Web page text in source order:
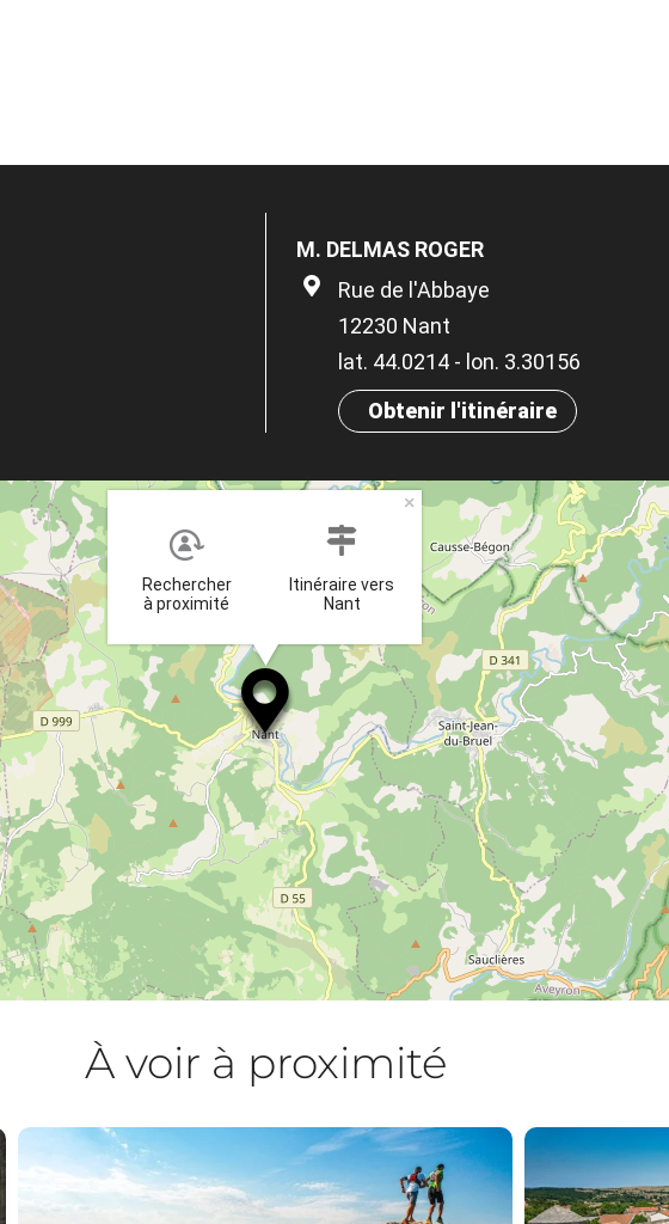
M. DELMAS ROGER
Rue de l'Abbaye
12230 Nant
lat. 44.0214 - lon. 3.30156
Obtenir l'itinéraire
Rechercher
à proximité
Itinéraire vers
Nant
×
À voir à proximité